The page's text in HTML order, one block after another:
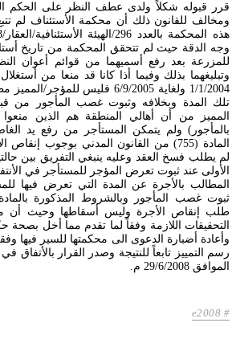
قرر قبوله شكلاً ولدى عطف النظر على الحكم
ومخالف للقانون ذلك أن محكمة الأستئناف لم
وجه الدقة حيث لم تتحقق المحكمة من تاريخ
وتبليغهما بذلك وفيما أذا كانا قد منعا من
1/1/2004 ولغاية 6/9/2005 فليس
تلك المدة وبخلافه وثبوت غصب المأجور من
المميز من أن أهالي المنطقة هم الذين منعوا
بالمأجور) ولم يتمكن المستأجر من رفع يد
المادة (755) من القانون المدني بوجوب
لم يطلب فسخ العقد وعليه ينبغي التفريق بين
الأولى عند ثبوت تعرض المؤجر للمستأجر في
المطالب بالأجرة عن المدة التي تعرض فيها
طلب إنقاص الأجرة وليس أسقاطها وحيث أن
التحقيقات اللازمة وفقاً لما تقدم مما أخل بصحة
وأعادة أضبارة الدعوى الى محكمتها للسير فيها
الموافق 29/6/2008 م.